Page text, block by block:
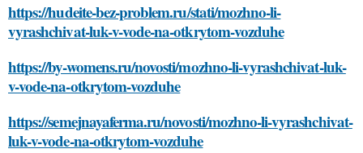
https://hudeite-bez-problem.ru/stati/mozhno-li-
vyrashchivat-luk-v-vode-na-otkrytom-vozduhe
https://by-womens.ru/novosti/mozhno-li-vyrashchivat-luk-
v-vode-na-otkrytom-vozduhe
https://semejnayaferma.ru/novosti/mozhno-li-vyrashchivat-
luk-v-vode-na-otkrytom-vozduhe